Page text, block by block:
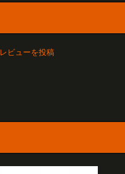
レビューを投稿